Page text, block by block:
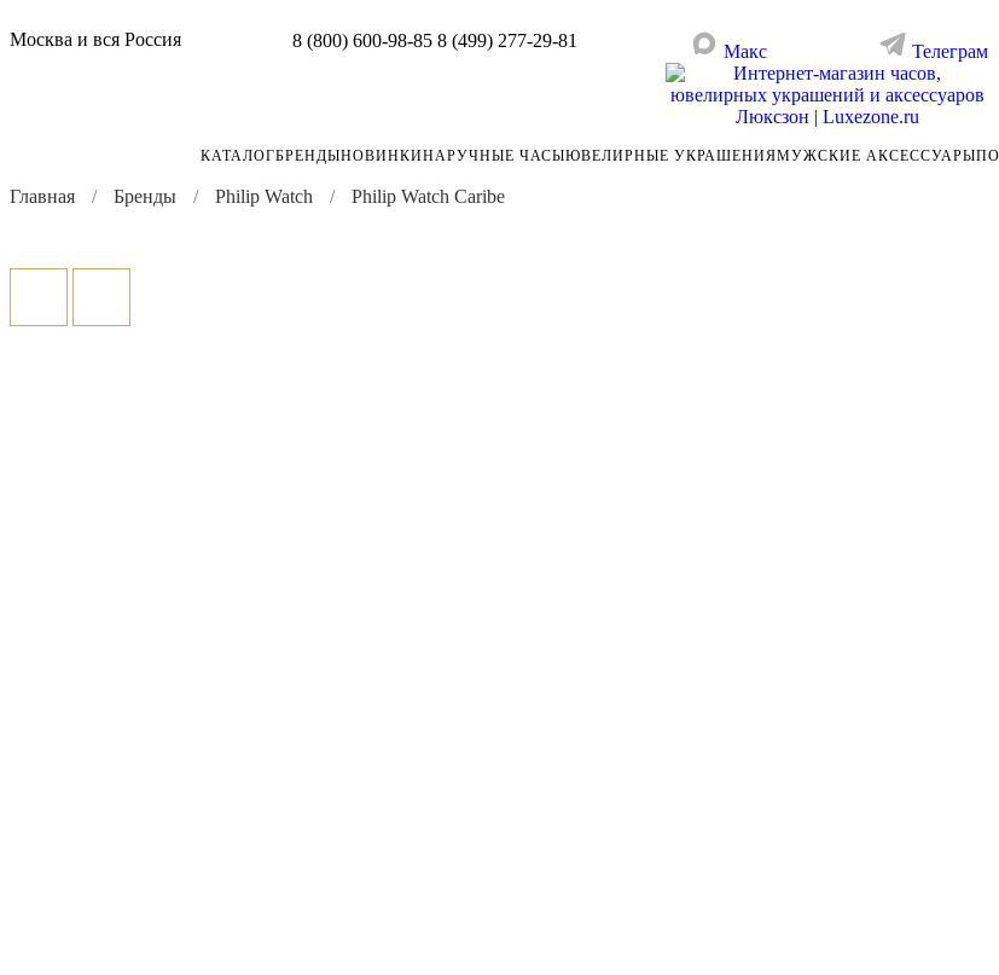
Москва и вся Россия 8 (800) 600-98-85 8 (499) 277-29-81
Макс Телеграм
КАТАЛОГБРЕНДЫНОВИНКИНАРУЧНЫЕ ЧАСЫЮВЕЛИРНЫЕ УКРАШЕНИЯМУЖСКИЕ АКСЕССУАРЫ
Главная Бренды Philip Watch
Philip Watch Caribe